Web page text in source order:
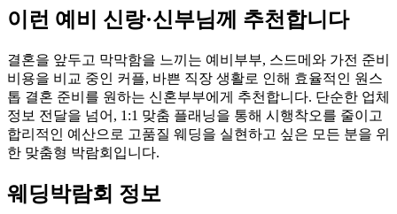
이런 예비 신랑·신부님께 추천합니다
결혼을 앞두고 막막함을 느끼는 예비부부, 스드메와 가전 준비
비용을 비교 중인 커플, 바쁜 직장 생활로 인해 효율적인 원스
톱 결혼 준비를 원하는 신혼부부에게 추천합니다. 단순한 업체
정보 전달을 넘어, 1:1 맞춤 플래닝을 통해 시행착오를 줄이고
합리적인 예산으로 고품질 웨딩을 실현하고 싶은 모든 분을 위
한 맞춤형 박람회입니다.
웨딩박람회 정보